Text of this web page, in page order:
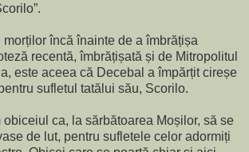
încă înainte de a îmbrățișa
recentă, îmbrățișată și de Mitropolitul
este aceea că Decebal a împărțit cireșe
sufletul tatălui său, Scorilo.
ca, la sărbătoarea Moșilor, să se
de lut, pentru sufletele celor adormiți